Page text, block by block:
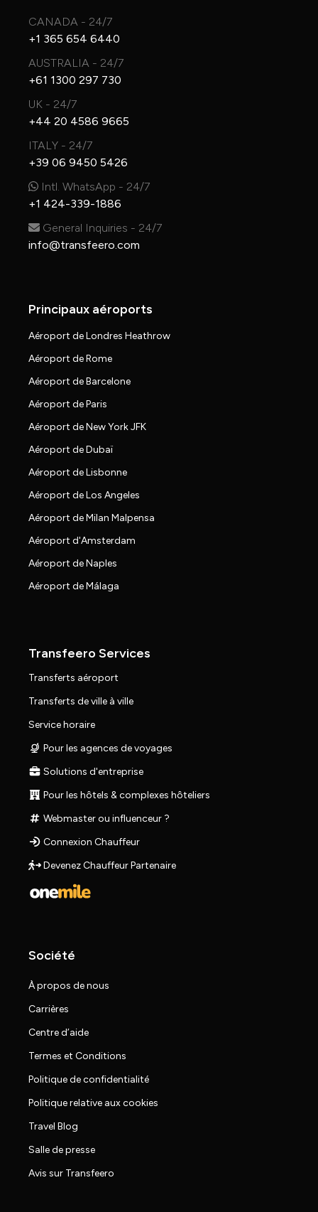
CANADA - 24/7
+1 365 654 6440
AUSTRALIA - 24/7
+61 1300 297 730
UK - 24/7
+44 20 4586 9665
ITALY - 24/7
+39 06 9450 5426
Intl. WhatsApp - 24/7
+1 424-339-1886
General Inquiries - 24/7
info@transfeero.com
Principaux aéroports
Aéroport de Londres Heathrow
Aéroport de Rome
Aéroport de Barcelone
Aéroport de Paris
Aéroport de New York JFK
Aéroport de Dubaï
Aéroport de Lisbonne
Aéroport de Los Angeles
Aéroport de Milan Malpensa
Aéroport d'Amsterdam
Aéroport de Naples
Aéroport de Málaga
Transfeero Services
Transferts aéroport
Transferts de ville à ville
Service horaire
Pour les agences de voyages
Solutions d'entreprise
Pour les hôtels & complexes hôteliers
Webmaster ou influenceur ?
Connexion Chauffeur
Devenez Chauffeur Partenaire
Société
À propos de nous
Carrières
Centre d’aide
Termes et Conditions
Politique de confidentialité
Politique relative aux cookies
Travel Blog
Salle de presse
Avis sur Transfeero